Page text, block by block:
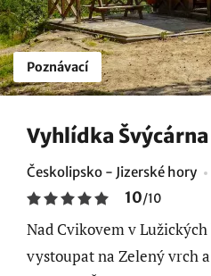
Poznávací
Vyhlídka Švýcárna
Českolipsko - Jizerské hory
10/10
Nad Cvikovem v
vystoupat na Zelený vrch